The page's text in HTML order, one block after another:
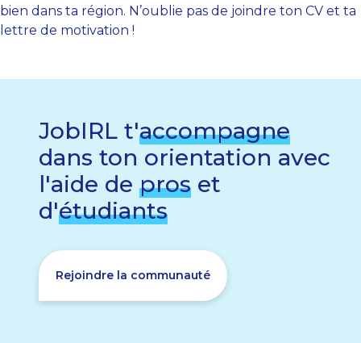
bien dans ta région. N’oublie pas de joindre ton CV et ta
lettre de motivation !
JobIRL t'accompagne
dans ton orientation avec
l'aide de pros et
d'étudiants
Rejoindre la communauté